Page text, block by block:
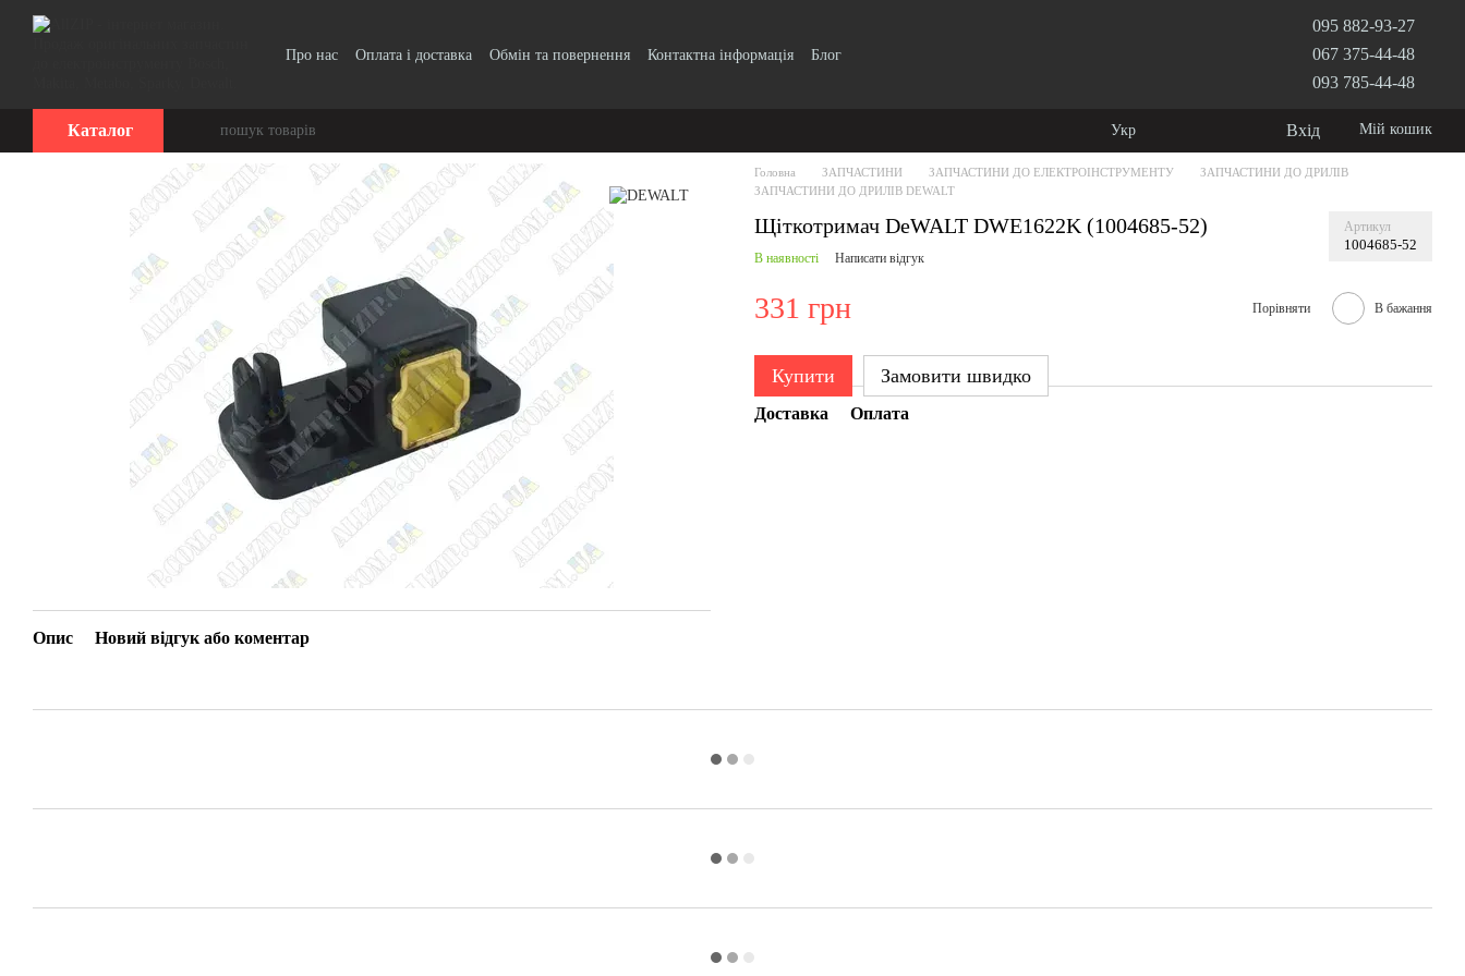
Перейти до основного контенту
Про нас Оплата і доставка Обмін та повернення Контактна інформація Блог
095 882-93-27
067 375-44-48
093 785-44-48
Каталог Укр Вхід Мій кошик
Опис Новий відгук або коментар
Головна ЗАПЧАСТИНИ ЗАПЧАСТИНИ ДО ЕЛЕКТРОІНСТРУМЕНТУ
ЗАПЧАСТИНИ ДО ДРИЛІВ
ЗАПЧАСТИНИ ДО ДРИЛІВ DEWALT
Щіткотримач DeWALT DWE1622K (1004685-52) Артикул
1004685-52
В наявності Написати відгук
331 грн Порівняти В бажання
Купити Замовити швидко
Доставка Оплата